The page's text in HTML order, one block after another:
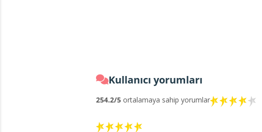
Kullanıcı yorumları
254.2/5 ortalamaya sahip yorumlar